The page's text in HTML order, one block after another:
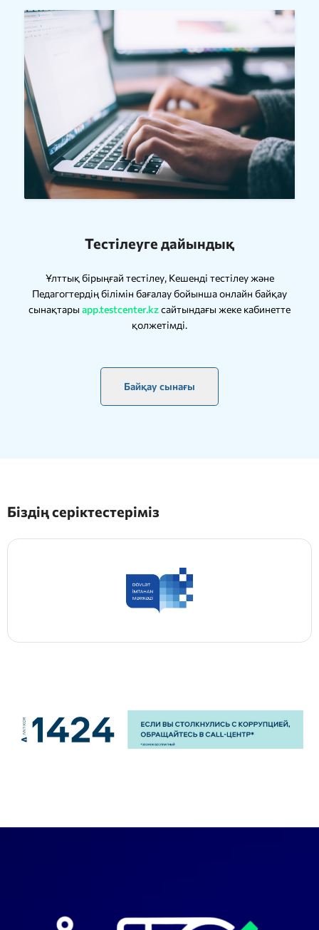
Тестілеуге дайындық
Ұлттық бірыңғай тестілеу, Кешенді тестілеу және
Педагогтердің білімін бағалау бойынша онлайн байқау
сынақтары app.testcenter.kzсайтындағы жеке кабинетте
қолжетімді.
Байқау сынағы
Біздің серіктестеріміз